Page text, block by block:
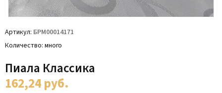
Артикул БРМ00014171
Количество много
Пиала Классика
162,24руб.